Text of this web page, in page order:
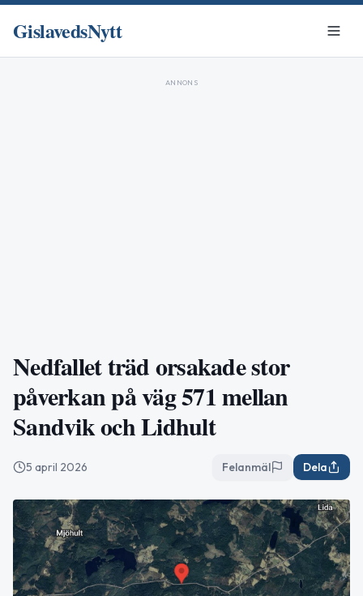
GislavedsNytt
ANNONS
Nedfallet träd orsakade stor
påverkan på väg 571 mellan
Sandvik och Lidhult
5 april 2026 Felanmäl Dela